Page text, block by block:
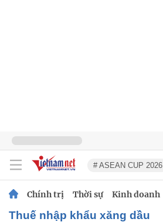
# ASEAN CUP 2026
Chính trị Thời sự Kinh doanh
thuế nhập khẩu xăng dầu